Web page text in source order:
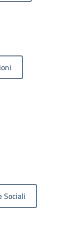
Sociali